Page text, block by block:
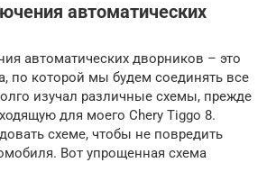
автоматических
автоматических дворников – это
по которой мы будем соединять все
изучал различные схемы, прежде
для моего Chery Tiggo 8.
схеме, чтобы не повредить
Вот упрощенная схема